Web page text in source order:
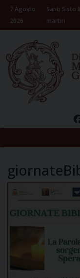
Skip
content
7 Agosto
2026
Santi Sisto
martiri